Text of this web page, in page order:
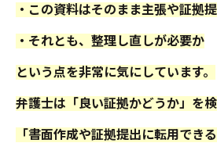
・この資料はそのまま主張や証拠
・それとも、整理し直しが必要か
という点を非常に気にしています。
弁護士は「良い証拠かどうか」を検
「書面作成や証拠提出に転用でき